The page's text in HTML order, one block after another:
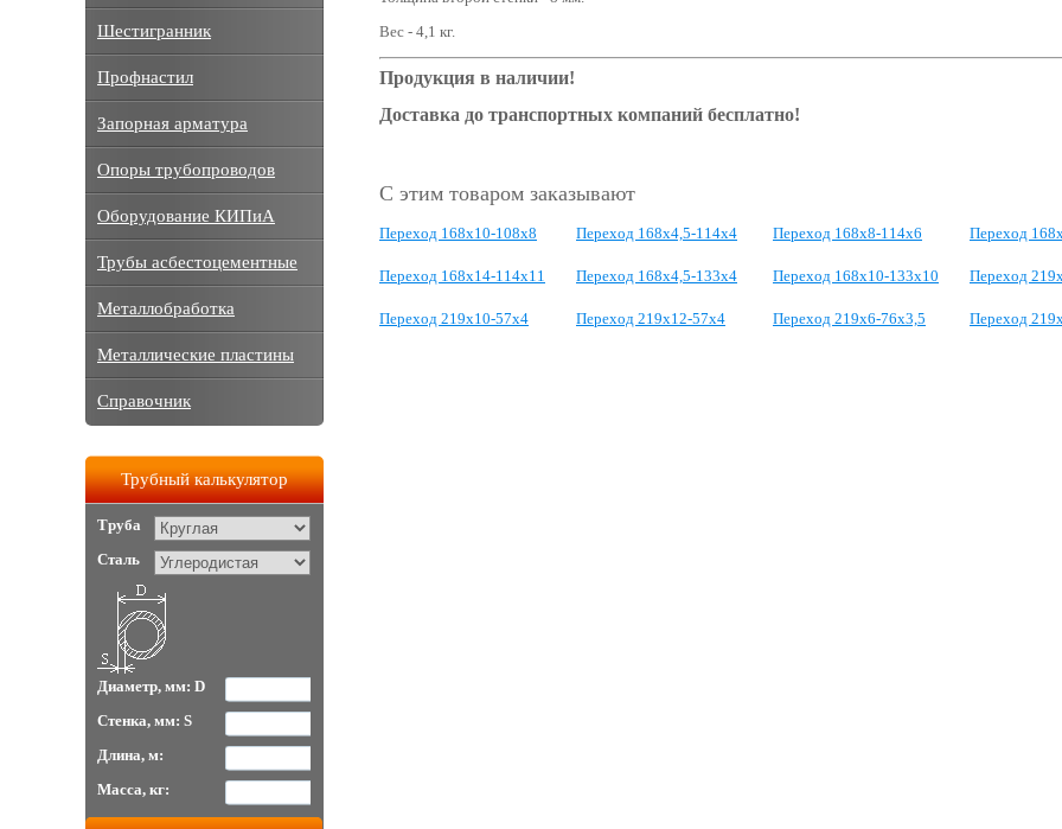
Вес - 4,1 кг.
Продукция в наличии!
Доставка до транспортных компаний бесплатно!
С этим товаром заказывают
Переход 168х10-108х8 Переход 168х4,5-114х4 Переход 168х8-114х6 Переход
Переход 168х14-114х11 Переход 168х4,5-133х4 Переход 168х10-133х10 Переход
Переход 219х10-57х4 Переход 219х12-57х4 Переход 219х6-76х3,5 Переход
Шестигранник
Профнастил
Запорная арматура
Опоры трубопроводов
Оборудование КИПиА
Трубы асбестоцементные
Металлобработка
Металлические пластины
Справочник
Трубный калькулятор
Труба
Сталь
Диаметр, мм: D
Стенка, мм: S
Длина, м:
Масса, кг: